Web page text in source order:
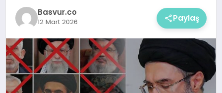
Basvur.co
12 Mart 2026 Paylaş